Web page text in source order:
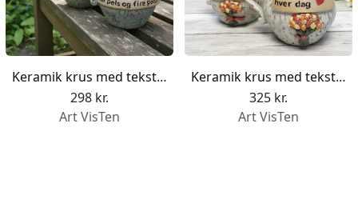
Keramik krus med tekst - Den bedste terapeut har pels og fire poter
298 kr.
Art VisTen
Keramik krus med tekst - Det er morsdag hver dag
325 kr.
Art VisTen